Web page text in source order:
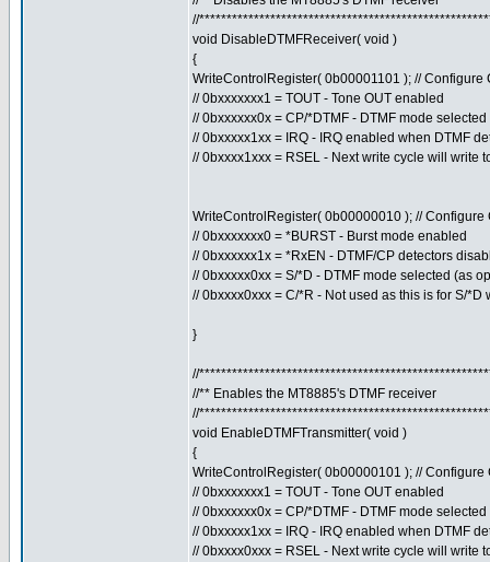
//
void DisableDTMFReceiver( void )
{
WriteControlRegister( 0b00001101 ); // Configure
// 0bxxxxxxx1 = TOUT - Tone OUT enabled
// 0bxxxxxx0x = CP/*DTMF - DTMF mode selected
// 0bxxxxx1xx = IRQ - IRQ enabled when DTMF
// 0bxxxx1xxx = RSEL - Next write cycle will write
WriteControlRegister( 0b00000010 ); // Configure
// 0bxxxxxxx0 = *BURST - Burst mode enabled
// 0bxxxxxx1x = *RxEN - DTMF/CP detectors
// 0bxxxxx0xx = S/*D - DTMF mode selected (as
// 0bxxxx0xxx = C/*R - Not used as this is for S/
}
//
//** Enables the MT8885's DTMF receiver
//
void EnableDTMFTransmitter( void )
{
WriteControlRegister( 0b00000101 ); // Configure
// 0bxxxxxxx1 = TOUT - Tone OUT enabled
// 0bxxxxxx0x = CP/*DTMF - DTMF mode selected
// 0bxxxxx1xx = IRQ - IRQ enabled when DTMF
// 0bxxxx0xxx = RSEL - Next write cycle will write